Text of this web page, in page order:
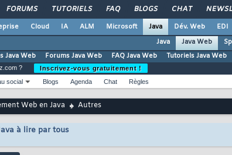
FORUMS TUTORIELS FAQ BLOGS CHAT
Cloud IA ALM Microsoft Java Dév. Web EDI
Java
Java Web
Java Web
Forums Java Web FAQ Java Web Tutoriels Java Web
?
Inscrivez-vous gratuitement !
social Blogs Agenda Chat Règles
Web en Java Autres
à lire par tous